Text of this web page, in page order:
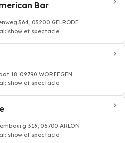
Bar
364, 03200 GELRODE
show et spectacle
18, 09790 WORTEGEM
show et spectacle
316, 06700 ARLON
show et spectacle